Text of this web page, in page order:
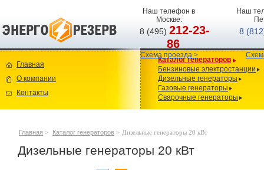
Наш телефон в
Москве:
8 (495)212-23-
86
Схема проезда >
Наш
8
Главная
О компании
Контакты
Каталог генераторов
Бензиновые электростанции
Дизельные генераторы
Газовые генераторы
Сварочные генераторы
Главная > Каталог генераторов > Дизельные генераторы 20 кВт
Дизельные генераторы 20 кВт